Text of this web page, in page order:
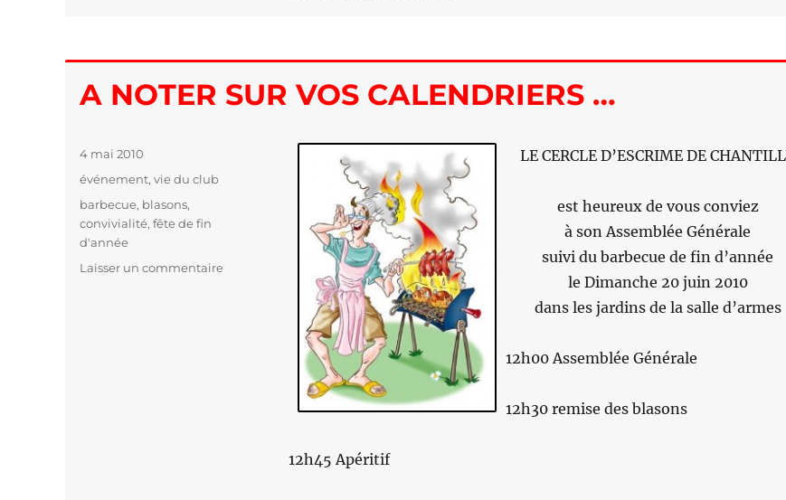
A NOTER SUR VOS CALENDRIERS …
LE CERCLE D’ESCRIME DE
est heureux de vous conviez
à son Assemblée Générale
suivi du barbecue de fin d’année
le Dimanche 20 juin 2010
dans les jardins de la salle d’armes
12h00 Assemblée Générale
12h30 remise des blasons
12h45 Apéritif
Publié
le
4 mai 2010
Catégories
événement, vie du club
Étiquettes
barbecue, blasons,
convivialité, fête de fin
d'année
Laisser un commentaire